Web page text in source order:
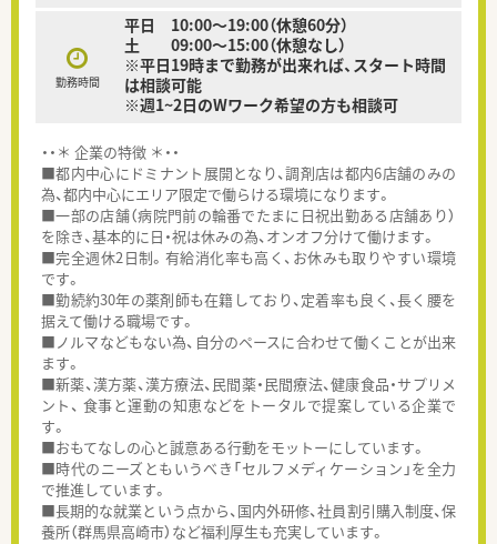
勤務時間
平日 10:00～19:00（休憩60分）
土 09:00～15:00（休憩なし）
※平日19時まで勤務が出来れば、スタート時間
は相談可能
※週1~2日のWワーク希望の方も相談可
・・＊ 企業の特徴 ＊・・
■都内中心にドミナント展開となり、調剤店は都内6店舗のみの
為、都内中心にエリア限定で働らける環境になります。
■一部の店舗（病院門前の輪番でたまに日祝出勤ある店舗あり）
を除き、基本的に日・祝は休みの為、オンオフ分けて働けます。
■完全週休2日制。有給消化率も高く、お休みも取りやすい環境
です。
■勤続約30年の薬剤師も在籍しており、定着率も良く、長く腰を
据えて働ける職場です。
■ノルマなどもない為、自分のペースに合わせて働くことが出来
ます。
■新薬、漢方薬、漢方療法、民間薬・民間療法、健康食品・サプリメ
ント、 食事と運動の知恵などをトータルで提案している企業で
す。
■おもてなしの心と誠意ある行動をモットーにしています。
■時代のニーズともいうべき「セルフメディケーション」を全力
で推進しています。
■長期的な就業という点から、国内外研修、社員割引購入制度、保
養所（群馬県高崎市）など福利厚生も充実しています。